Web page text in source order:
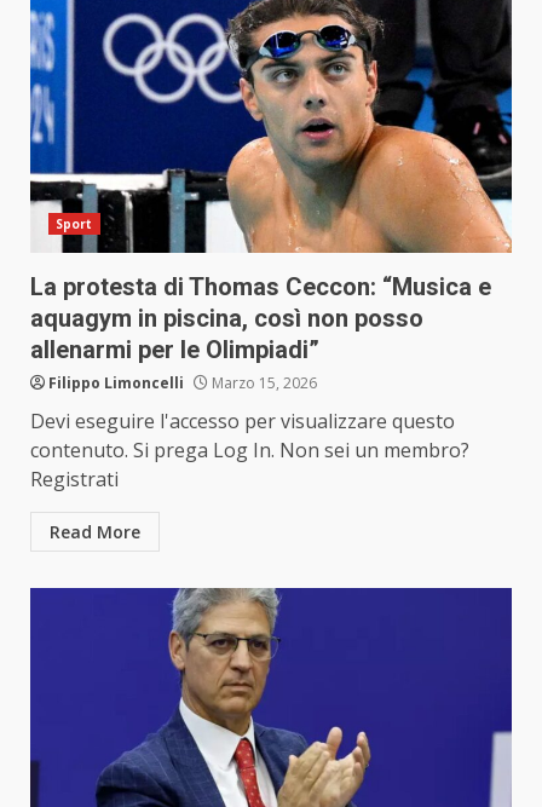
Sport
La protesta di Thomas Ceccon: “Musica e
aquagym in piscina, così non posso
allenarmi per le Olimpiadi”
Filippo Limoncelli Marzo 15, 2026
Devi eseguire l'accesso per visualizzare questo
contenuto. Si prega Log In. Non sei un membro?
Registrati
Read More